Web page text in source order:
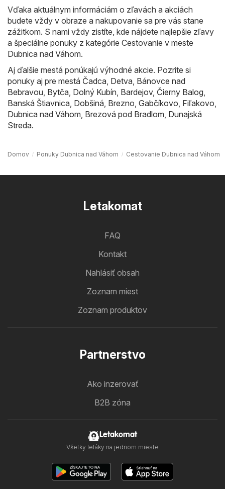
Vďaka aktuálnym informáciám o zľavách a akciách
budete vždy v obraze a nakupovanie sa pre vás stane
zážitkom. S nami vždy zistíte, kde nájdete najlepšie zľavy
a špeciálne ponuky z kategórie Cestovanie v meste
Dubnica nad Váhom.
Aj ďalšie mestá ponúkajú výhodné akcie. Pozrite si
ponuky aj pre mestá Čadca Detva Bánovce nad
Bebravou Bytča Dolný Kubín Bardejov, Čierny Balog
Banská Štiavnica Dobšiná Brezno Gabčíkovo Fiľakovo
Dubnica nad Váhom Brezová pod Bradlom Dunajská
Streda.
Domov Ponuky Dubnica nad Váhom Cestovanie Dubnica nad Váhom
Letakomat
FAQ
Kontakt
Nahlásiť obsah
Zoznam miest
Zoznam produktov
Partnerstvo
Ako inzerovať
B2B zóna
Letakomat
Všetky letáky na jednom mieste